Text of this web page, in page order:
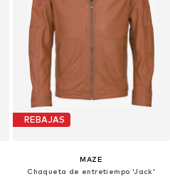
REBAJAS
MAZE
Chaqueta de entretiempo 'Jack'